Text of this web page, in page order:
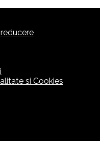
si Cookies